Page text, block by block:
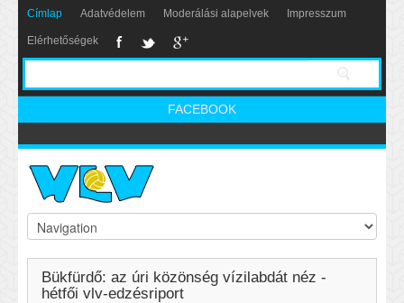
Címlap Adatvédelem Moderálási alapelvek Impresszum
Elérhetőségek
FACEBOOK
Bükfürdő: az úri közönség vízilabdát néz -
hétfői vlv-edzésriport